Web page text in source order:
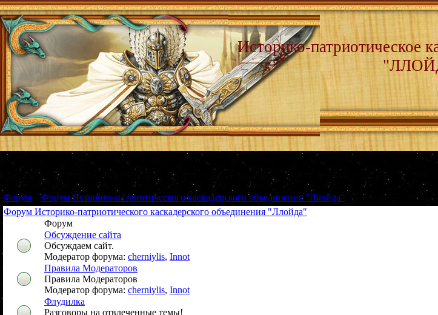
Историко-патриотическое
Форум
Форум Историко-патриотического каскадерского объединения "Ллойда"
Форум Историко-патриотического каскадерского объединения "Ллойда"
Форум
Обсуждение сайта
Обсуждаем сайт.
Модератор форума: cherniylis, Innot
Правила Модераторов
Правила Модераторов
Модератор форума: cherniylis, Innot
Флудилка
Разговоры на отвлеченные темы!